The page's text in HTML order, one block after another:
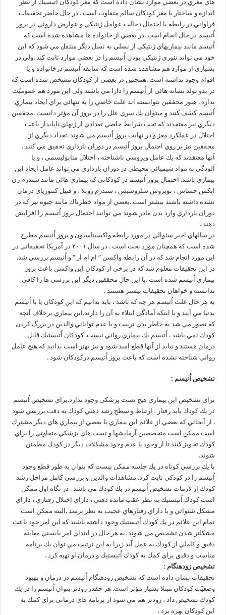
هاي مغزي در بعضي موارد نشان داده است كه مغز كودكان اُتيسيك از نظر
اندازه و ساختار با مغز كودكان سالم متفاوت است . در حال حاضر تحقيقات
فراواني در رابطه با احتمال دخالت عوامل ژنتيكي و عوارض داروئي در بروز
اُتيسم در حال انجام است .در بعضي از خانواده ها مشاهده شده است كه
اُتيسم مانند بيماريهاي ژنتيكي از نسلي به نسل ديگر منتقل مي شود كه اين
خود مي تواند تئوري ژنتيكي بودن اُتيسم را در بعضي موارد ثابت كند .ولي در
بسياري از موارد هم مشاهده شده است كه سابقه اُتيسم درخانواده و يا
اقوام وجود نداشته است .همچنين در بعضي از كودكان مشخص شده است كه
در بدو تولد نشانه هائي از اُتيسم را دارا مي باشند ولي اين مورد هم عموميّت
ندارد . هنوز محققين نتوانسته اند علت خاصي را به تنهائي براي ايجاد بيماري
اُتيسم كشف كنند و ميتوان يك سري علل را در بروز آن مؤثر دانست .محققين
ديگري نيز معتقدند كه تحت شرايط خاصي تعدادي از ژنهاي ناپايدار باعث
اختلال در عملكرد مغز و در نهايت بروز اُتيسم مي شوند .تعداد ديگري از
محققين نيز بر روي احتمال بروز اُتيسم در دوران بارداري تحقيق مي كنند .
آنها معتقدند كه يك عامل ويروسي ناشناخته ، اختلال متابوليسمي ، و يا
آلودگي به مواد شيميائي محيطي در دوران بارداري مي تواند عامل ايجاد اين
بيماري باشد. احتمال بروز اُتيسم در كودكاني كه بيماري هائي مانند سندرم ژن
ايكس حساس ، توبروس سلروسيس ، سندرم روبلا ، و فنيل كتنورياي درمان
نشده داشته باشند بيشتر است .بعضي از مواد خطرناك مانند جيوه نيز كه در
دوران بارداري وارد بدن مادر شوند مي توانند احتمال بروز اُتيسم را افزايش
دهند .
در سالهاي اخير سئوالي در مورد رابطه واكسيناسيون و بروز اُتيسم مطرح
شده است كه همچنان مورد بحث است . در سال ۲۰۰۱ در آمريكا تحقيقاتي در
اين مورد انجام شد كه در آن رابطه واكسن “ ام ام ار “ و اُتيسم بررسي شد.
در اين تحقيقات معلوم شد كه در برخي از كودكان اين واكسن باعث بروز
بيماري اُتيسم شده است .با اين حال محققين ديگر اين بررسي ها را كافي
ندانسته و خواهان تحقيقات بيشتر هستند .
به هر حال علت اُتيسم هر چه كه باشد ، بايد بدانيم كه اين كودكان يا با اُتيسم
بدنيا مي آيند و يا اينكه آمادگي ابتلاء به آن را دارند.اين بيماري برخلاف آنچه
كه تصور مي شد به خاطر بدي تربيت و يا عدم توانائي والدين در بزرگ كردن
كودك نمي باشد . اُتيسم يك بيماري رواني نيست. كودكان اُتيستيك قابل
درمان هستند و نبايد از آنها قطع اميد شود و نيز بهتر است بدانيد كه هيچ عامل
رواني شناخته نشده است كه باعث بروز اُتيسم دركودكان شود .
تشخيص اُتيسم :
براي تشخيص اين بيماري هيچ تست پزشكي وجود ندارد.براي تشخيص اُتيسم
در يك كودك بايد رفتار ، ارتباط و سطح رشد ذهني كودك به دقت بررسي شود
. از آنجائي كه بعضي از علائم اين بيماري با بعضي از بيماري هاي ديگر مشترك
است ممكن است متخصصين آزمايشها و تست هاي پزشكي متفاوتي را براي
كودك تجويز كنند تا از وجود يا عدم وجود مشكلات ديگر در كودك مطمئن
شوند.
با يك بررسي كوتاه در يك جلسه ممكن نيست كه بتوان به طور قطع وجود
اُتيسم را در كودكي ثابت كرد. مشاهدات والدين و بررسي كامل مراحل رشد
كودك از لازمات تشخيص اُتيسم در يك كودك مي باشد . در نگاه اول ممكن
است كودك اُتيستيك به نظر عقب مانده ذهني ، داراي اختلال رفتاري ، داراي
مشكل شنوائي و يا داراي رفتارهاي عجيب به نظر برسد .البته ممكن است
تمام اين علائم در يك كودك اُتيستيك وجود داشته باشند كه اين امر خود باعث
مشكلتر شدن تشخيص مي شوند .به هر حال در ابتداي امر بايستي معاينه
دقيق و كاملي از كودك به عمل آيد زيرا به اين ترتيب مي توان يك برنامه
مناسب و دقيق براي كمك به كودك اُتيستيك و درمان او تهيه كرد .
تشخيص زودهنگام :
تحقيقات نشان داده است كه تشخيص زودهنگام اُتيسم در درمان و بهبود
وضعيّت كودكان مبتلا بسيار مؤثر است. هر چقدر زودتر بتوان اُتيسم را در يك
كودك تشخيص داد ، زودتر هم مي شود از برنامه هاي درماني براي كمك به
اين كودكان بهره برد .